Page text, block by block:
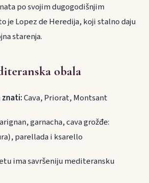
po svojim dugogodišnjim
je Lopez de Heredija, koji stalno daju
starenja.
obala
znati:Cava, Priorat, Montsant
garnacha, cava grožđe:
parellada i ksarello
ima savršeniju mediteransku